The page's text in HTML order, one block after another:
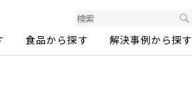
食品から探す 解決事例から探す